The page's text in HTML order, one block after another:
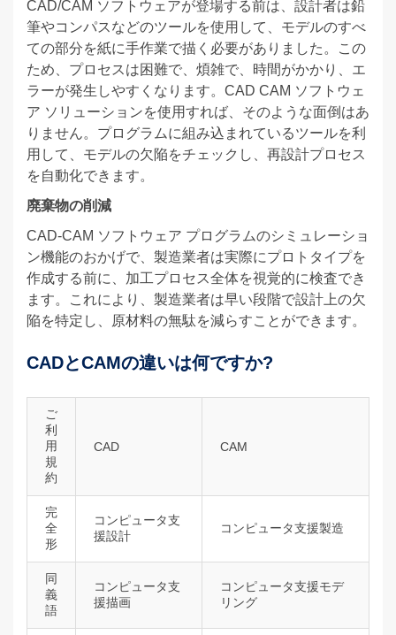
CAD/CAM ソフトウェアが登場する前は、設計者は鉛
筆やコンパスなどのツールを使用して、モデルのすべ
ての部分を紙に手作業で描く必要がありました。この
ため、プロセスは困難で、煩雑で、時間がかかり、エ
ラーが発生しやすくなります。CAD CAM ソフトウェ
ア ソリューションを使用すれば、そのような面倒はあ
りません。プログラムに組み込まれているツールを利
用して、モデルの欠陥をチェックし、再設計プロセス
を自動化できます。
廃棄物の削減
CAD-CAM ソフトウェア プログラムのシミュレーショ
ン機能のおかげで、製造業者は実際にプロトタイプを
作成する前に、加工プロセス全体を視覚的に検査でき
ます。これにより、製造業者は早い段階で設計上の欠
陥を特定し、原材料の無駄を減らすことができます。
CADとCAMの違いは何ですか?
ご
利
用
規
約
CAD CAM
完
全
形
コンピュータ支
援設計
コンピュータ支援製造
同
義
語
コンピュータ支
援描画
コンピュータ支援モデ
リング